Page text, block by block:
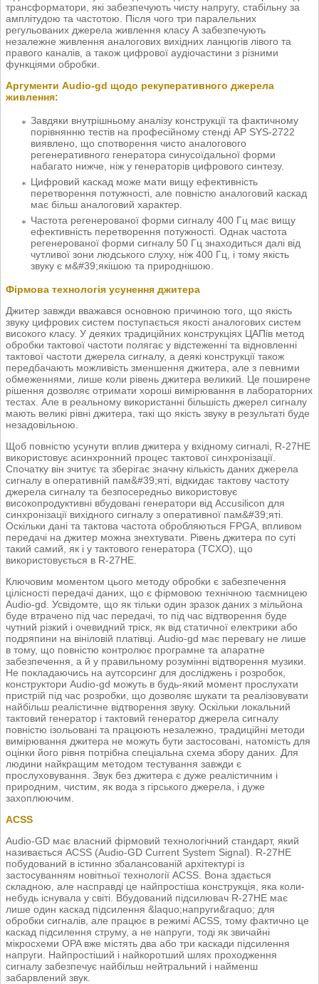
трансформатори, які забезпечують чисту напругу, стабільну за
амплітудою та частотою. Після чого три паралельних
регульованих джерела живлення класу А забезпечують
незалежне живлення аналогових вихідних ланцюгів лівого та
правого каналів, а також цифрової аудіочастини з різними
функціями обробки.
Аргументи Audio-gd щодо рекуперативного джерела
живлення:
Завдяки внутрішньому аналізу конструкції та фактичному
порівнянню тестів на професійному стенді AP SYS-2722
виявлено, що спотворення чисто аналогового
регенеративного генератора синусоїдальної форми
набагато нижче, ніж у генераторів цифрового синтезу.
Цифровий каскад може мати вищу ефективність
перетворення потужності, але повністю аналоговий каскад
має більш аналоговий характер.
Частота регенерованої форми сигналу 400 Гц має вищу
ефективність перетворення потужності. Однак частота
регенерованої форми сигналу 50 Гц знаходиться далі від
чутливої зони людського слуху, ніж 400 Гц, і тому якість
звуку є м&#39;якішою та природнішою.
Фірмова технологія усунення джитера
Джитер завжди вважався основною причиною того, що якість
звуку цифрових систем поступається якості аналогових систем
високого класу. У деяких традиційних конструкціях ЦАПів метод
обробки тактової частоти полягає у відстеженні та відновленні
тактової частоти джерела сигналу, а деякі конструкції також
передбачають можливість зменшення джитера, але з певними
обмеженнями, лише коли рівень джитера великий. Це поширене
рішення дозволяє отримати хороші вимірювання в лабораторних
тестах. Але в реальному використанні більшість джерел сигналу
мають великі рівні джитера, такі що якість звуку в результаті буде
незадовільною.
Щоб повністю усунути вплив джитера у вхідному сигналі, R-27HE
використовує асинхронний процес тактової синхронізації.
Спочатку він зчитує та зберігає значну кількість даних джерела
сигналу в оперативній пам&#39;яті, відкидає тактову частоту
джерела сигналу та безпосередньо використовує
високопродуктивні вбудовані генератори від Accusilicon для
синхронізації вихідного сигналу з оперативної пам&#39;яті.
Оскільки дані та тактова частота обробляються FPGA, впливом
передачі на джитер можна знехтувати. Рівень джитера по суті
такий самий, як і у тактового генератора (TCXO), що
використовується в R-27HE.
Ключовим моментом цього методу обробки є забезпечення
цілісності передачі даних, що є фірмовою технічною таємницею
Audio-gd. Усвідомте, що як тільки один зразок даних з мільйона
буде втрачено під час передачі, то під час відтворення буде
чутний різкий і очевидний тріск, як від статичної електрики або
подряпини на вініловій платівці. Audio-gd має перевагу не лише
в тому, що повністю контролює програмне та апаратне
забезпечення, а й у правильному розумінні відтворення музики.
Не покладаючись на аутсорсинг для досліджень і розробок,
конструктори Audio-gd можуть в будь-який момент прослухати
пристрій під час розробки, що дозволяє шукати та реалізовувати
найбільш реалістичне відтворення звуку. Оскільки локальний
тактовий генератор і тактовий генератор джерела сигналу
повністю ізольовані та працюють незалежно, традиційні методи
вимірювання джитера не можуть бути застосовані, натомість для
оцінки його рівня потрібна спеціальна схема збору даних. Для
людини найкращим методом тестування завжди є
прослуховування. Звук без джитера є дуже реалістичним і
природним, чистим, як вода з гірського джерела, і дуже
захоплюючим.
ACSS
Audio-GD має власний фірмовий технологічний стандарт, який
називається ACSS (Audio-GD Current System Signal). R-27HE
побудований в істинно збалансованій архітектурі із
застосуванням новітньої технології ACSS. Вона здається
складною, але насправді це найпростіша конструкція, яка коли-
небудь існувала у світі. Вбудований підсилювач R-27HE має
лише один каскад підсилення &laquo;напруги&raquo; для
обробки сигналів, але працює в режимі ACSS, тому фактично це
каскад підсилення струму, а не напруги, тоді як звичайні
мікросхеми OPA вже містять два або три каскади підсилення
напруги. Найпростіший і найкоротший шлях проходження
сигналу забезпечує найбільш нейтральний і найменш
забарвлений звук.